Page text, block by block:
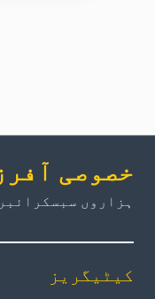
خصوصی
ہزاروں
کیٹیگریز